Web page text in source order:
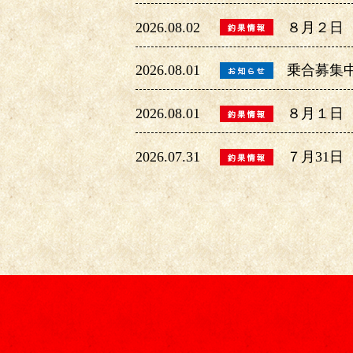
2026.08.02 ８月２日
2026.08.01 乗合募集
2026.08.01 ８月１日
2026.07.31 ７月31日